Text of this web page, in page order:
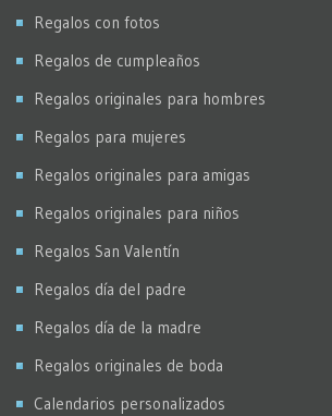
Regalos con fotos
Regalos de cumpleaños
Regalos originales para hombres
Regalos para mujeres
Regalos originales para amigas
Regalos originales para niños
Regalos San Valentín
Regalos día del padre
Regalos día de la madre
Regalos originales de boda
Calendarios personalizados